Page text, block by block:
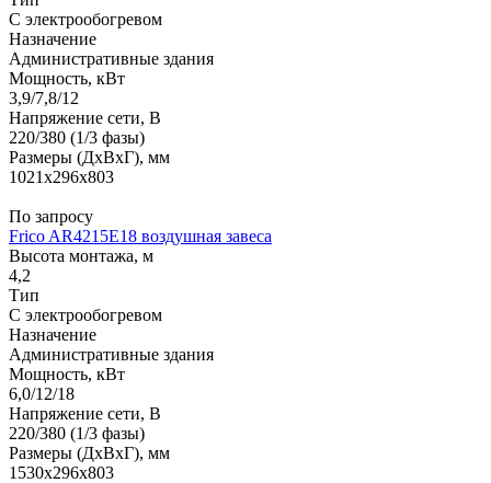
С электрообогревом
Назначение
Административные здания
Мощность, кВт
3,9/7,8/12
Напряжение сети, В
220/380 (1/3 фазы)
Размеры (ДхВхГ), мм
1021x296x803
По запросу
Frico AR4215E18 воздушная завеса
Высота монтажа, м
4,2
Тип
С электрообогревом
Назначение
Административные здания
Мощность, кВт
6,0/12/18
Напряжение сети, В
220/380 (1/3 фазы)
Размеры (ДхВхГ), мм
1530x296x803